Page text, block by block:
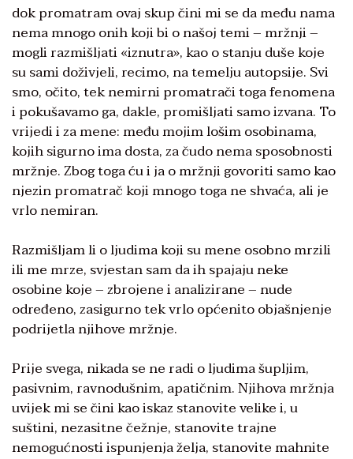
dok promatram ovaj skup čini mi se da među nama
nema mnogo onih koji bi o našoj temi – mržnji –
mogli razmišljati «iznutra», kao o stanju duše koje
su sami doživjeli, recimo, na temelju autopsije. Svi
smo, očito, tek nemirni promatrači toga fenomena
i pokušavamo ga, dakle, promišljati samo izvana. To
vrijedi i za mene: među mojim lošim osobinama,
kojih sigurno ima dosta, za čudo nema sposobnosti
mržnje. Zbog toga ću i ja o mržnji govoriti samo kao
njezin promatrač koji mnogo toga ne shvaća, ali je
vrlo nemiran.
Razmišljam li o ljudima koji su mene osobno mrzili
ili me mrze, svjestan sam da ih spajaju neke
osobine koje – zbrojene i analizirane – nude
određeno, zasigurno tek vrlo općenito objašnjenje
podrijetla njihove mržnje.
Prije svega, nikada se ne radi o ljudima šupljim,
pasivnim, ravnodušnim, apatičnim. Njihova mržnja
uvijek mi se čini kao iskaz stanovite velike i, u
suštini, nezasitne čežnje, stanovite trajne
nemogućnosti ispunjenja želja, stanovite mahnite